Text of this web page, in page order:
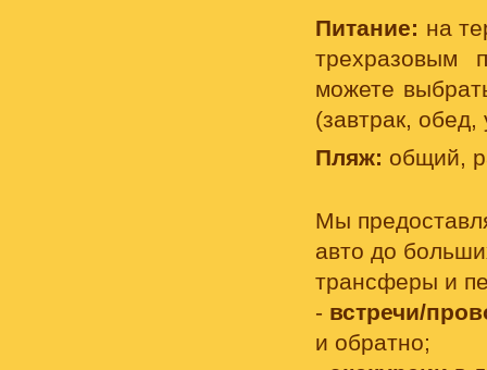
Питание: на
трехразовым
можете
(завтрак,
Пляж: общий,
Мы
авто до
трансферы и
- встречи/
и обратно;